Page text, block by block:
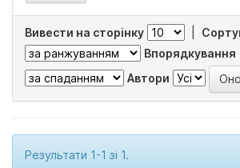
Вивести на сторінку
Впорядкування
Автори
Результати 1-1 зі 1.